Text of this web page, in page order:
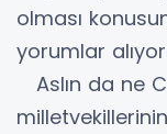
olması
yorumlar
Aslın da ne